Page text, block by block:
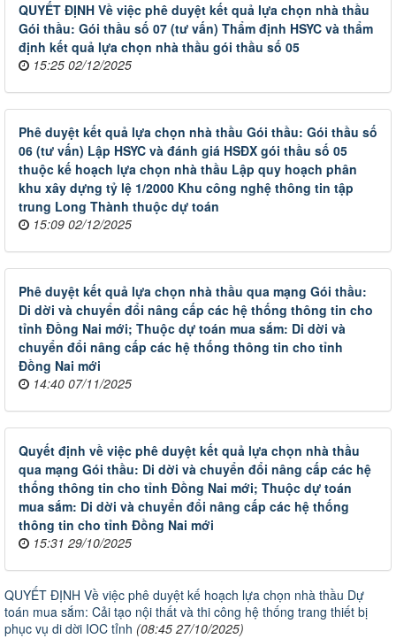
QUYẾT ĐỊNH Về việc phê duyệt kết quả lựa chọn nhà thầu
Gói thầu: Gói thầu số 07 (tư vấn) Thẩm định HSYC và thẩm
định kết quả lựa chọn nhà thầu gói thầu số 05
15:25 02/12/2025
Phê duyệt kết quả lựa chọn nhà thầu Gói thầu: Gói thầu số
06 (tư vấn) Lập HSYC và đánh giá HSĐX gói thầu số 05
thuộc kế hoạch lựa chọn nhà thầu Lập quy hoạch phân
khu xây dựng tỷ lệ 1/2000 Khu công nghệ thông tin tập
trung Long Thành thuộc dự toán
15:09 02/12/2025
Phê duyệt kết quả lựa chọn nhà thầu qua mạng Gói thầu:
Di dời và chuyển đổi nâng cấp các hệ thống thông tin cho
tỉnh Đồng Nai mới; Thuộc dự toán mua sắm: Di dời và
chuyển đổi nâng cấp các hệ thống thông tin cho tỉnh
Đồng Nai mới
14:40 07/11/2025
Quyết định về việc phê duyệt kết quả lựa chọn nhà thầu
qua mạng Gói thầu: Di dời và chuyển đổi nâng cấp các hệ
thống thông tin cho tỉnh Đồng Nai mới; Thuộc dự toán
mua sắm: Di dời và chuyển đổi nâng cấp các hệ thống
thông tin cho tỉnh Đồng Nai mới
15:31 29/10/2025
QUYẾT ĐỊNH Về việc phê duyệt kế hoạch lựa chọn nhà thầu Dự
toán mua sắm: Cải tạo nội thất và thi công hệ thống trang thiết bị
phục vụ di dời IOC tỉnh (08:45 27/10/2025)